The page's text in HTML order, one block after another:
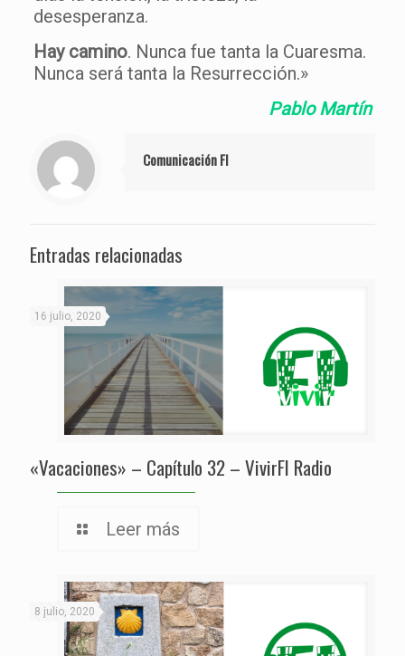
desesperanza.
Hay camino. Nunca fue tanta la Cuaresma.
Nunca será tanta la Resurrección.»
Pablo Martín
Comunicación FI
Entradas relacionadas
16 julio, 2020
«Vacaciones» – Capítulo 32 – VivirFI Radio
Leer más
8 julio, 2020